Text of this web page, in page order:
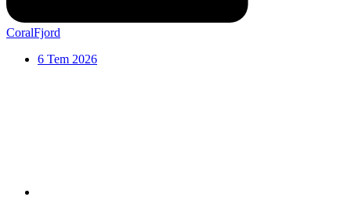
CoralFjord
6 Tem 2026